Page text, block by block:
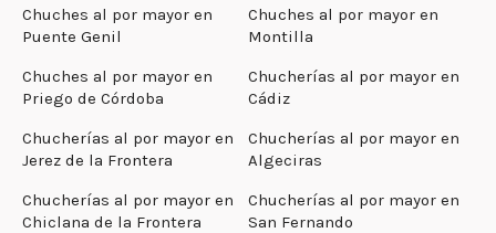
Chuches al por mayor en
Puente Genil
Chuches al por mayor en
Montilla
Chuches al por mayor en
Priego de Córdoba
Chucherías al por mayor en
Cádiz
Chucherías al por mayor en
Jerez de la Frontera
Chucherías al por mayor en
Algeciras
Chucherías al por mayor en
Chiclana de la Frontera
Chucherías al por mayor en
San Fernando